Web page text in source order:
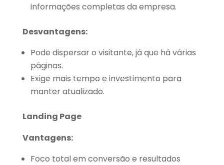
informações completas da empresa.
Desvantagens:
Pode dispersar o visitante, já que há várias
páginas.
Exige mais tempo e investimento para
manter atualizado.
Landing Page
Vantagens:
Foco total em conversão e resultados